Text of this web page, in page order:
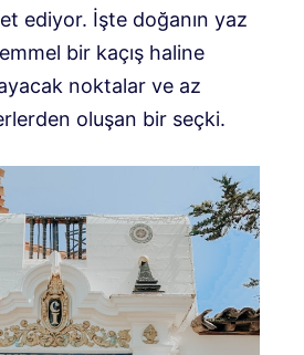
ediyor. İşte doğanın yaz
bir kaçış haline
noktalar ve az
oluşan bir seçki.